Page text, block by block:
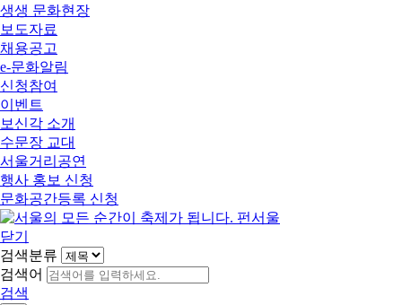
생생 문화현장
보도자료
채용공고
e-문화알림
신청참여
이벤트
보신각 소개
수문장 교대
서울거리공연
행사 홍보 신청
문화공간등록 신청
닫기
검색분류
검색어
검색